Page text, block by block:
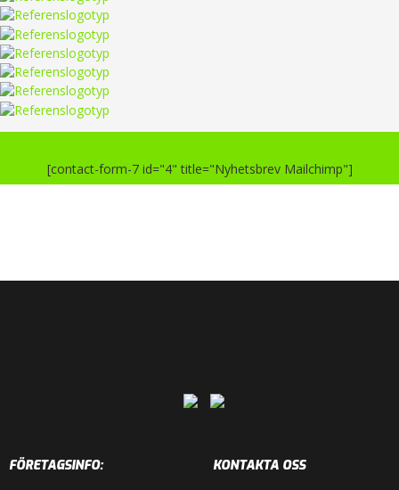
[contact-form-7 id="4" title="Nyhetsbrev Mailchimp"]
FÖRETAGSINFO:
KONTAKTA OSS